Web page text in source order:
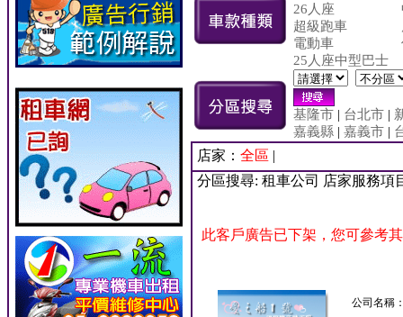
26人座
超級跑車
電動車
25人座中型巴士
基隆市 | 台北市 |
嘉義縣 | 嘉義市 |
店家： 全區 |
分區搜尋: 租車公司 店家服務項
此客戶廣告已下架，您可參考
公司名稱